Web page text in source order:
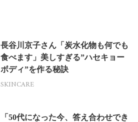
長谷川京子さん「炭水化物も何でも
食べます」美しすぎる”ハセキョー
ボディ”を作る秘訣
SKINCARE
「50代になった今、答え合わせでき